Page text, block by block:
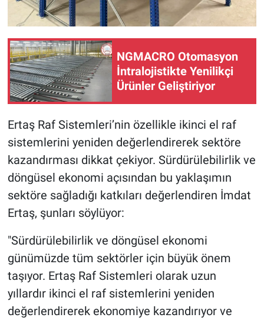
NGMACRO Otomasyon
İntralojistikte Yenilikçi
Ürünler Geliştiriyor
Ertaş Raf Sistemleri’nin özellikle ikinci el raf
sistemlerini yeniden değerlendirerek sektöre
kazandırması dikkat çekiyor. Sürdürülebilirlik ve
döngüsel ekonomi açısından bu yaklaşımın
sektöre sağladığı katkıları değerlendiren İmdat
Ertaş, şunları söylüyor:
"Sürdürülebilirlik ve döngüsel ekonomi
günümüzde tüm sektörler için büyük önem
taşıyor. Ertaş Raf Sistemleri olarak uzun
yıllardır ikinci el raf sistemlerini yeniden
değerlendirerek ekonomiye kazandırıyor ve